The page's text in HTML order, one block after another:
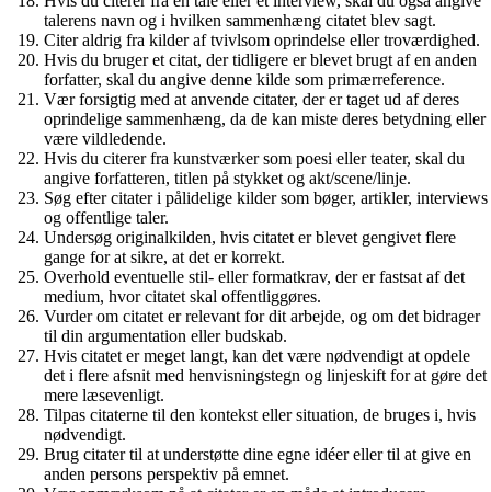
talerens navn og i hvilken sammenhæng citatet blev sagt.
Citer aldrig fra kilder af tvivlsom oprindelse eller troværdighed.
Hvis du bruger et citat, der tidligere er blevet brugt af en anden
forfatter, skal du angive denne kilde som primærreference.
Vær forsigtig med at anvende citater, der er taget ud af deres
oprindelige sammenhæng, da de kan miste deres betydning eller
være vildledende.
Hvis du citerer fra kunstværker som poesi eller teater, skal du
angive forfatteren, titlen på stykket og akt/scene/linje.
Søg efter citater i pålidelige kilder som bøger, artikler, interviews
og offentlige taler.
Undersøg originalkilden, hvis citatet er blevet gengivet flere
gange for at sikre, at det er korrekt.
Overhold eventuelle stil- eller formatkrav, der er fastsat af det
medium, hvor citatet skal offentliggøres.
Vurder om citatet er relevant for dit arbejde, og om det bidrager
til din argumentation eller budskab.
Hvis citatet er meget langt, kan det være nødvendigt at opdele
det i flere afsnit med henvisningstegn og linjeskift for at gøre det
mere læsevenligt.
Tilpas citaterne til den kontekst eller situation, de bruges i, hvis
nødvendigt.
Brug citater til at understøtte dine egne idéer eller til at give en
anden persons perspektiv på emnet.